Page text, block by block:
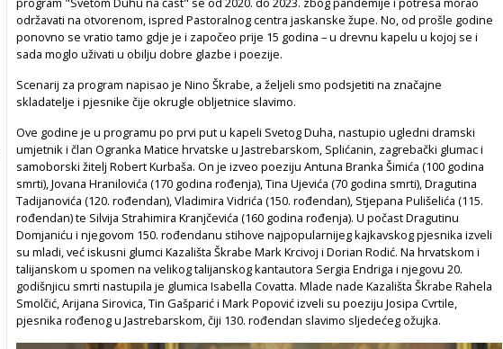
održavati na otvorenom, ispred Pastoralnog centra jaskanske župe. No, od prošle godine
ponovno se vratio tamo gdje je i započeo prije 15 godina – u drevnu kapelu u kojoj se i
sada moglo uživati u obilju dobre glazbe i poezije.
Scenarij za program napisao je Nino Škrabe, a željeli smo podsjetiti na značajne
skladatelje i pjesnike čije okrugle obljetnice slavimo.
Ove godine je u programu po prvi put u kapeli Svetog Duha, nastupio ugledni dramski
umjetnik i član Ogranka Matice hrvatske u Jastrebarskom, Splićanin, zagrebački glumac i
samoborski žitelj Robert Kurbaša. On je izveo poeziju Antuna Branka Šimića (100 godina
smrti), Jovana Hranilovića (170 godina rođenja), Tina Ujevića (70 godina smrti), Dragutina
Tadijanovića (120. rođendan), Vladimira Vidrića (150. rođendan), Stjepana Pulišelića (115.
rođendan) te Silvija Strahimira Kranjčevića (160 godina rođenja). U počast Dragutinu
Domjaniću i njegovom 150. rođendanu stihove najpopularnijeg kajkavskog pjesnika izveli
su mladi, već iskusni glumci Kazališta Škrabe Mark Krcivoj i Dorian Rodić. Na hrvatskom i
talijanskom u spomen na velikog talijanskog kantautora Sergia Endriga i njegovu 20.
godišnjicu smrti nastupila je glumica Isabella Covatta. Mlade nade Kazališta Škrabe Rahela
Smolčić, Arijana Sirovica, Tin Gašparić i Mark Popović izveli su poeziju Josipa Cvrtile,
pjesnika rođenog u Jastrebarskom, čiji 130. rođendan slavimo sljedećeg ožujka.